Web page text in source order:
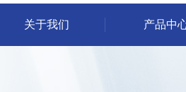
关于我们 产品中